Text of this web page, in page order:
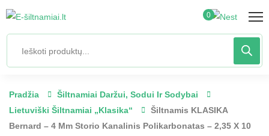
0
Pradžia
Šiltnamiai Daržui, Sodui Ir Sodybai
Lietuviški Šiltnamiai „Klasika“
Šiltnamis KLASIKA
Bernard – 4 Mm Storio Kanalinis Polikarbonatas – 2,35 X 10